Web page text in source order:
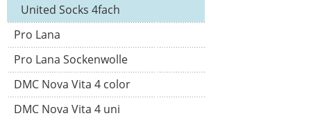
United Socks 4fach
Pro Lana
Pro Lana Sockenwolle
DMC Nova Vita 4 color
DMC Nova Vita 4 uni